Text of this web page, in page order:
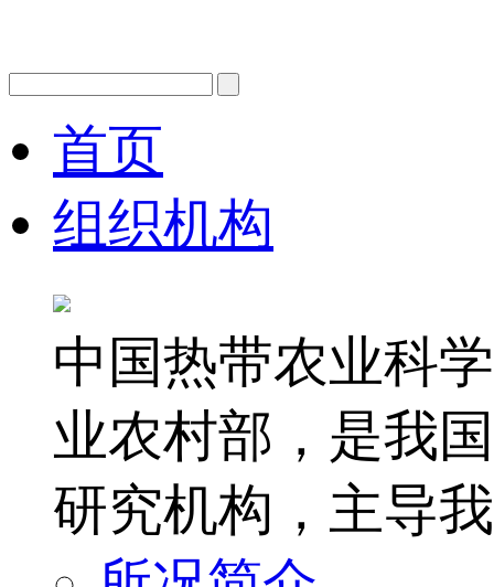
首页
组织机构
中国热带农业科
业农村部，是我
研究机构，主导